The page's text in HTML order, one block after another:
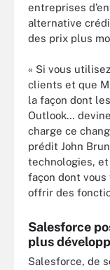
entreprises
alternative
des prix plus
« Si vous
clients et que
la façon dont
Outlook…
charge ce
prédit John
technologies,
façon dont
offrir des
Salesforce
plus
Salesforce, de